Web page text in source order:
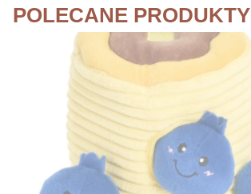
POLECANE PRODUKTY